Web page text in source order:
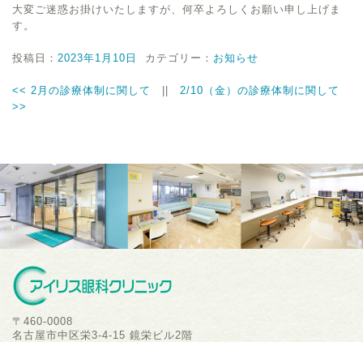
大変ご迷惑お掛けいたしますが、何卒よろしくお願い申し上げま
す。
投稿日： 2023年1月10日 カテゴリー： お知らせ
<< 2月の診療体制に関して
2/10（金）の診療体制に関して
>>
〒460-0008
名古屋市中区栄3-4-15 鏡栄ビル2階